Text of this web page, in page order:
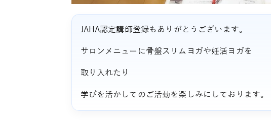
JAHA認定講師登録もありがとうございます。
サロンメニューに骨盤スリムヨガや妊活ヨガを
取り入れたり
学びを活かしてのご活動を楽しみにしております。